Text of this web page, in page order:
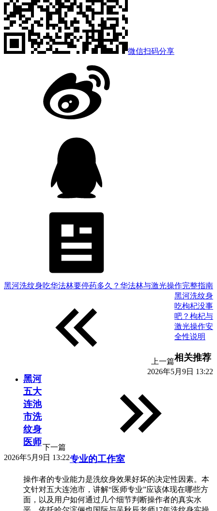
微信扫码分享
黑河洗纹身吃华法林要停药多久？华法林与激光操作完整指南
上一篇
2026年5月9日 13:22
黑河洗纹身
吃枸杞没事
吧？枸杞与
激光操作安
全性说明
下一篇
2026年5月9日 13:22
相关推荐
黑河
五大
连池
市洗
纹身
医师
专业的工作室
操作者的专业能力是洗纹身效果好坏的决定性因素。本
文针对五大连池市，讲解“医师专业”应该体现在哪些方
面，以及用户如何通过几个细节判断操作者的真实水